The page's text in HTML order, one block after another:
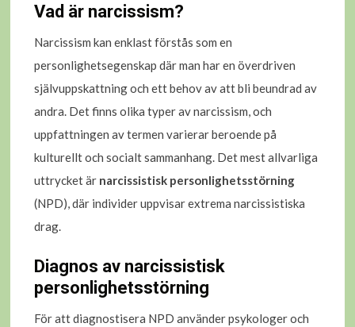
Vad är narcissism?
Narcissism kan enklast förstås som en
personlighetsegenskap där man har en överdriven
självuppskattning och ett behov av att bli beundrad av
andra. Det finns olika typer av narcissism, och
uppfattningen av termen varierar beroende på
kulturellt och socialt sammanhang. Det mest allvarliga
uttrycket är narcissistisk personlighetsstörning
(NPD), där individer uppvisar extrema narcissistiska
drag.
Diagnos av narcissistisk
personlighetsstörning
För att diagnostisera NPD använder psykologer och